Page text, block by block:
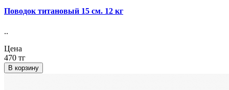
Поводок титановый 15 см. 12 кг
..
Цена
470 тг
В корзину